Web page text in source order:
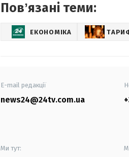
Повʼязані теми:
ЕКОНОМІКА
E-mail редакції
news24@24tv.com.ua
Ми тут: